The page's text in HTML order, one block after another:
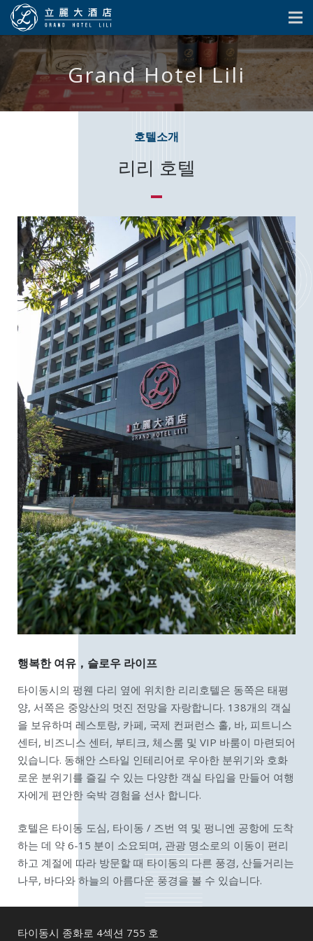
Grand Hotel Lili
호텔소개
리리 호텔
행복한 여유，슬로우 라이프
타이동시의 펑웬 다리 옆에 위치한 리리호텔은 동쪽은 태평
양, 서쪽은 중앙산의 멋진 전망을 자랑합니다. 138개의 객실
을 보유하며 레스토랑, 카페, 국제 컨퍼런스 홀, 바, 피트니스
센터, 비즈니스 센터, 부티크, 체스룸 및 VIP 바룸이 마련되어
있습니다. 동해안 스타일 인테리어로 우아한 분위기와 호화
로운 분위기를 즐길 수 있는 다양한 객실 타입을 만들어 여행
자에게 편안한 숙박 경험을 선사 합니다.
호텔은 타이동 도심, 타이동 / 즈번 역 및 펑니엔 공항에 도착
하는 데 약 6-15 분이 소요되며, 관광 명소로의 이동이 편리
하고 계절에 따라 방문할 때 타이동의 다른 풍경, 산들거리는
나무, 바다와 하늘의 아름다운 풍경을 볼 수 있습니다.
타이동시 종화로 4섹션 755 호